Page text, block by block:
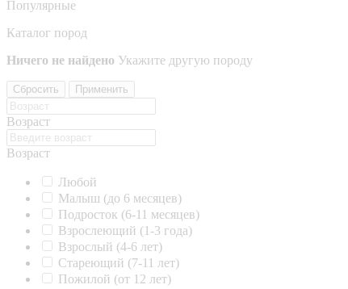
Популярные
Каталог пород
Ничего не найдено Укажите другую породу
Сбросить Применить
Возраст
Возраст
Любой
Малыш (до 6 месяцев)
Подросток (6-11 месяцев)
Взрослеющий (1-3 года)
Взрослый (4-6 лет)
Стареющий (7-11 лет)
Пожилой (от 12 лет)